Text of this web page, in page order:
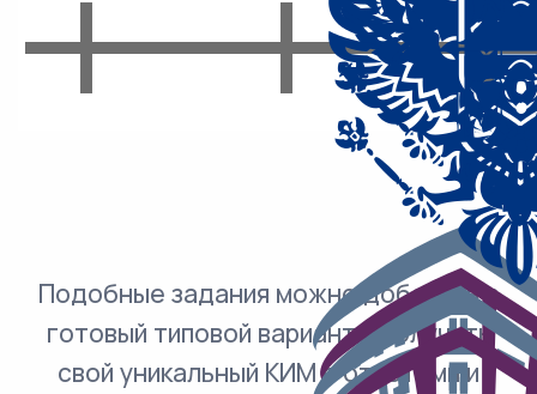
Подобные задания можно добавить в
готовый типовой вариант и получить
свой уникальный КИМ с ответами и